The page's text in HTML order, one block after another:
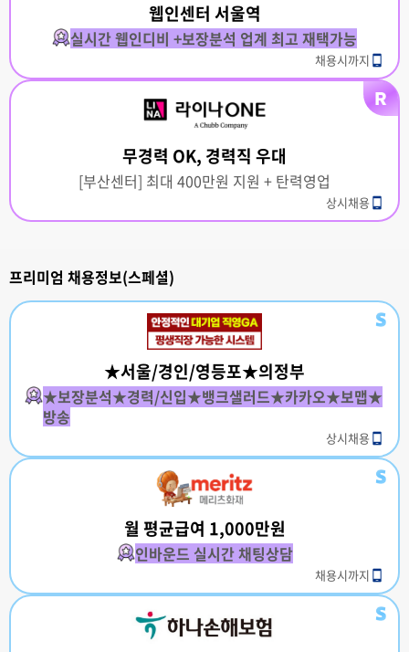
웹인센터 서울역
실시간 웹인디비 +보장분석 업계 최고 재택가능
채용시까지
무경력 OK, 경력직 우대
[부산센터] 최대 400만원 지원 + 탄력영업
상시채용
프리미엄 채용정보(스페셜)
★서울/경인/영등포★의정부
★보장분석★경력/신입★뱅크샐러드★카카오★보맵★
방송
상시채용
월 평균급여 1,000만원
인바운드 실시간 채팅상담
채용시까지